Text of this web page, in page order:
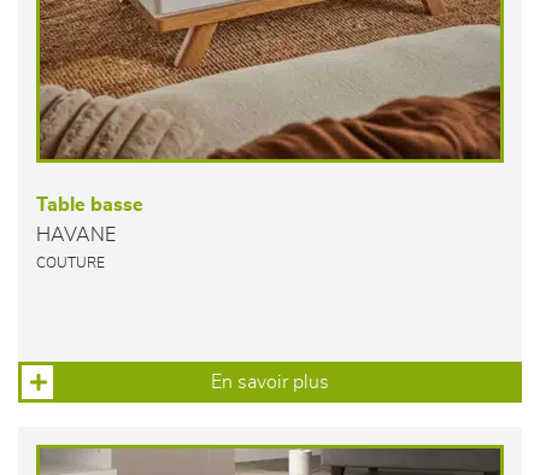
Table basse
HAVANE
COUTURE
En savoir plus